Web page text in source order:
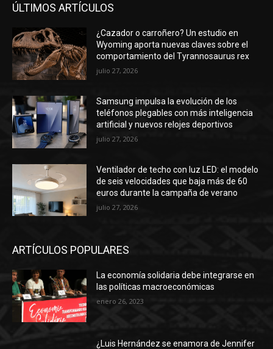
ÚLTIMOS ARTÍCULOS
¿Cazador o carroñero? Un estudio en
Wyoming aporta nuevas claves sobre el
comportamiento del Tyrannosaurus rex
julio 27, 2026
Samsung impulsa la evolución de los
teléfonos plegables con más inteligencia
artificial y nuevos relojes deportivos
julio 27, 2026
Ventilador de techo con luz LED: el modelo
de seis velocidades que baja más de 60
euros durante la campaña de verano
julio 27, 2026
ARTÍCULOS POPULARES
La economía solidaria debe integrarse en
las políticas macroeconómicas
enero 26, 2023
¿Luis Hernández se enamora de Jennifer